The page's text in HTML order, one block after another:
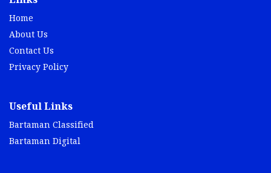
Home
About Us
Contact Us
Privacy Policy
Useful Links
Bartaman Classified
Bartaman Digital